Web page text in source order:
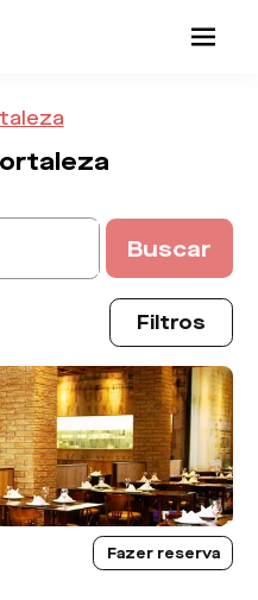
Buscar
Filtros
Fazer reserva